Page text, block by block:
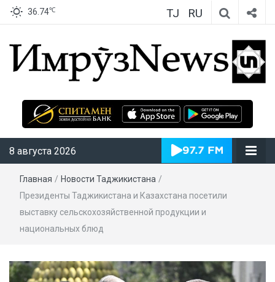
36.74℃ TJ RU
ИмрӯзNews
8 августа 2026
Главная / Новости Таджикистана /
Президенты Таджикистана и Казахстана посетили
выставку сельскохозяйственной продукции и
национальных блюд